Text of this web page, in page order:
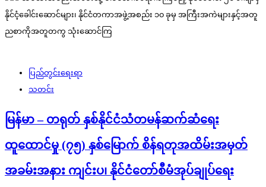
နိုင်ငံ့ခေါင်းဆောင်များ၊ နိုင်ငံတကာအဖွဲ့အစည်း ၁၀ ခုမှ အကြီးအကဲများနှင့်အတူ
ညစာကိုအတူတကွ သုံးဆောင်ကြ
ပြည်တွင်းရေးရာ
သတင်း
မြန်မာ – တရုတ် နှစ်နိုင်ငံသံတမန်ဆက်ဆံရေး
ထူထောင်မှု (၇၅) နှစ်မြောက် စိန်ရတုအထိမ်းအမှတ်
အခမ်းအနား ကျင်းပ၊ နိုင်ငံတော်စီမံအုပ်ချုပ်ရေး